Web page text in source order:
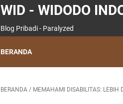
WID - WIDODO
Blog Pribadi - Paralyzed
BERANDA
BERANDA / MEMAHAMI DISABILITAS: LEBIH